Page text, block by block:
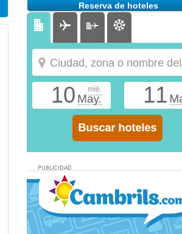
Reserva de hoteles